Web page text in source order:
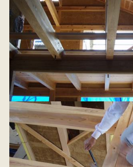
スタッフ紹介
イベント情報